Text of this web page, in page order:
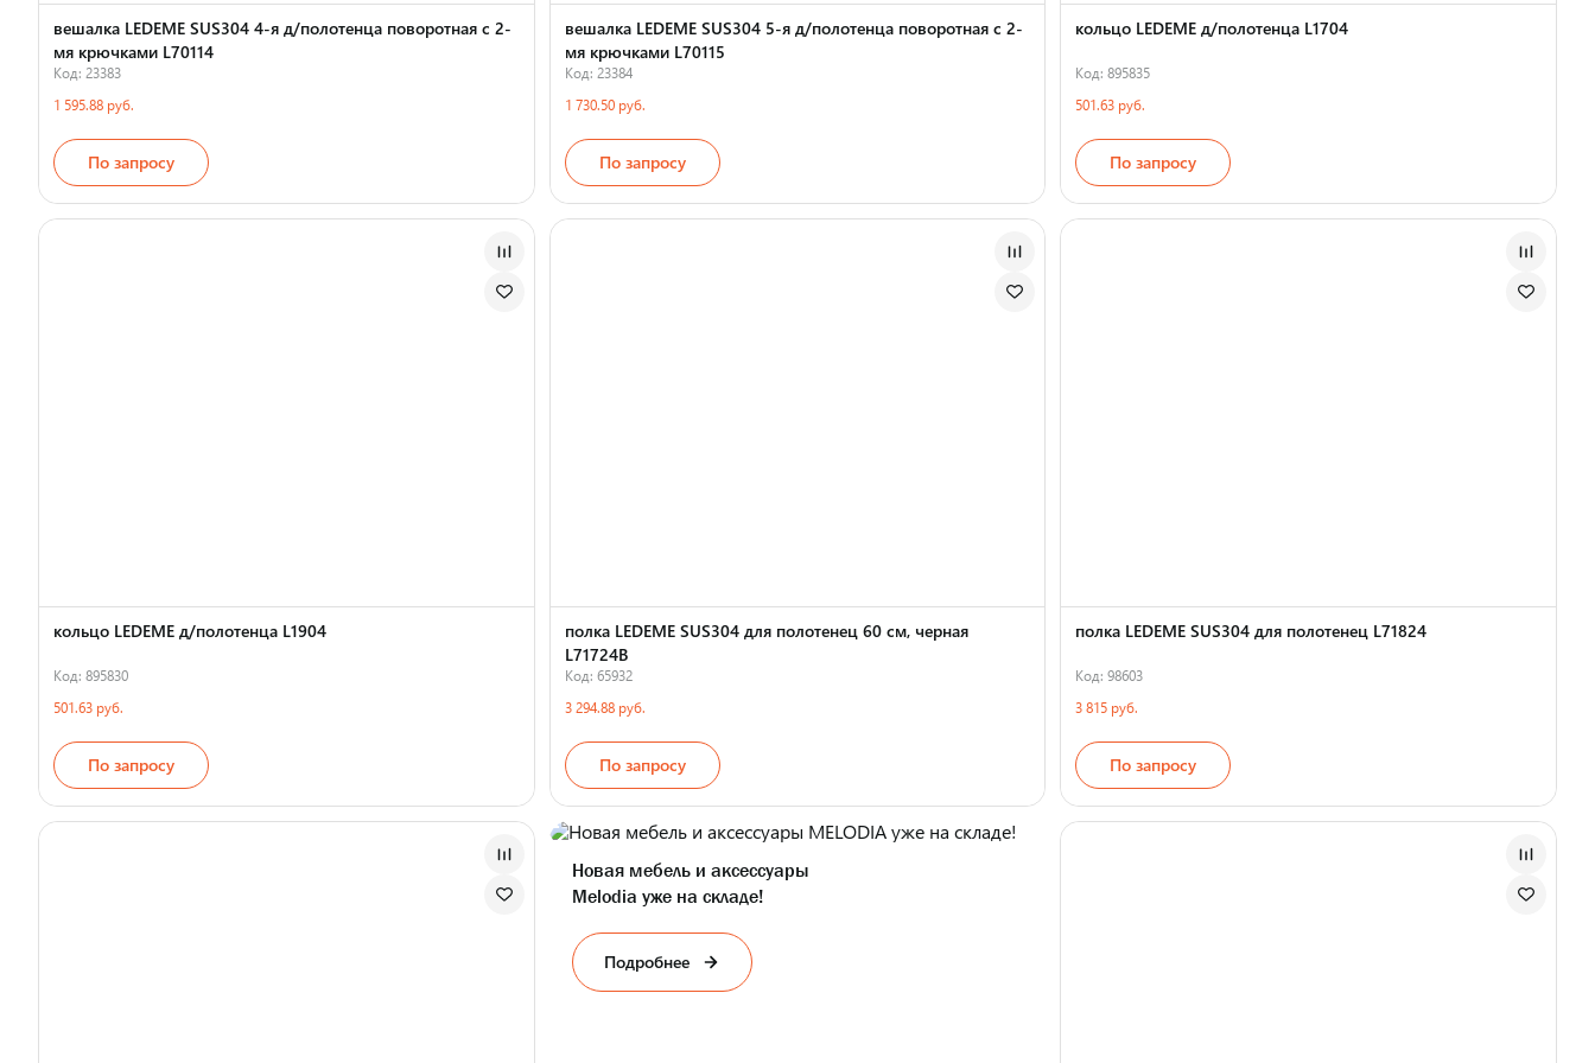
вешалка LEDEME SUS304 4-я д/полотенца поворотная с 2-
мя крючками L70114
Код: 23383
1 595.88 руб.
По запросу
вешалка LEDEME SUS304 5-я д/полотенца поворотная с 2-
мя крючками L70115
Код: 23384
1 730.50 руб.
По запросу
кольцо LEDEME д/полотенца L1704
Код: 895835
501.63 руб.
По запросу
кольцо LEDEME д/полотенца L1904
Код: 895830
501.63 руб.
По запросу
полка LEDEME SUS304 для полотенец 60 см, черная
L71724B
Код: 65932
3 294.88 руб.
По запросу
полка LEDEME SUS304 для полотенец L71824
Код: 98603
3 815 руб.
По запросу
Новая мебель и аксессуары
Melodia уже на складе!
Подробнее